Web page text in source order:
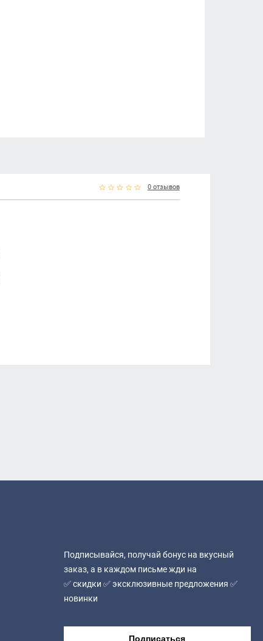
0 отзывов
Подписывайся, получай бонус на вкусный
заказ, а в каждом письме жди на
✅ скидки ✅ эксклюзивные предложения ✅
новинки
Подписаться